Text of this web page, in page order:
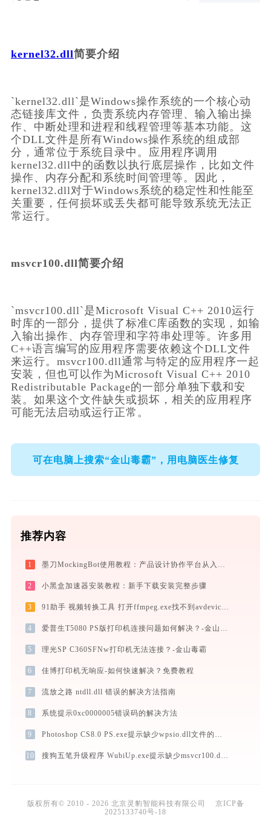
kernel32.dll简要介绍
`kernel32.dll`是Windows操作系统的一个核心动
态链接库文件，负责系统内存管理、输入输出操
作、中断处理和进程和线程管理等基本功能。这
个DLL文件是所有Windows操作系统的组成部
分，通常位于系统目录中。应用程序调用
kernel32.dll中的函数以执行底层操作，比如文件
操作、内存分配和系统时间管理等。因此，
kernel32.dll对于Windows系统的稳定性和性能至
关重要，任何损坏或丢失都可能导致系统无法正
常运行。
msvcr100.dll简要介绍
`msvcr100.dll`是Microsoft Visual C++ 2010运行
时库的一部分，提供了标准C库函数的实现，如输
入输出操作、内存管理和字符串处理等。许多用
C++语言编写的应用程序需要依赖这个DLL文件
来运行。msvcr100.dll通常与特定的应用程序一起
安装，但也可以作为Microsoft Visual C++ 2010
Redistributable Package的一部分单独下载和安
装。如果这个文件缺失或损坏，相关的应用程序
可能无法启动或运行正常。
可在电脑上搜索“金山毒霸”，用电脑医生修复
推荐内容
1 墨刀MockingBot使用教程：产品设计协作平台从入门到精通
2 小黑盒加速器安装教程：新手下载安装完整步骤
3 91助手 视频转换工具 打开ffmpeg.exe找不到avdevice-58.dll怎么办
4 爱普生T5080 PS版打印机连接问题如何解决？-金山毒霸
5 理光SP C360SFNw打印机无法连接？-金山毒霸
6 佳博打印机无响应-如何快速解决？免费教程
7 流放之路 ntdll.dll 错误的解决方法指南
8 系统提示0xc0000005错误码的解决方法
9 Photoshop CS8.0 PS.exe提示缺少wpsio.dll文件的解决办法
10 搜狗五笔升级程序 WubiUp.exe提示缺少msvcr100.dll文件的解决办法
版权所有© 2010 - 2026 北京灵豹智能科技有限公司
京ICP备
2025133740号-18